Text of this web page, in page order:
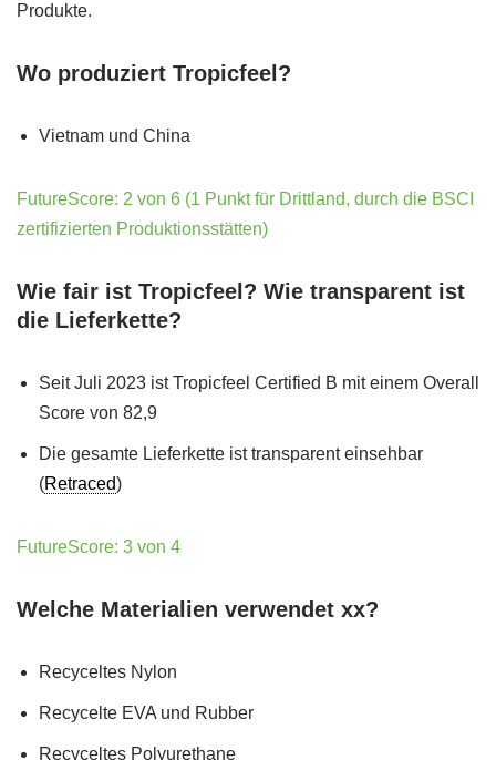
Produkte.
Wo produziert Tropicfeel?
Vietnam und China
FutureScore: 2 von 6 (1 Punkt für Drittland, durch die BSCI
zertifizierten Produktionsstätten)
Wie fair ist Tropicfeel? Wie transparent ist
die Lieferkette?
Seit Juli 2023 ist Tropicfeel Certified B mit einem Overall
Score von 82,9
Die gesamte Lieferkette ist transparent einsehbar
(Retraced)
FutureScore: 3 von 4
Welche Materialien verwendet xx?
Recyceltes Nylon
Recycelte EVA und Rubber
Recyceltes Polyurethane